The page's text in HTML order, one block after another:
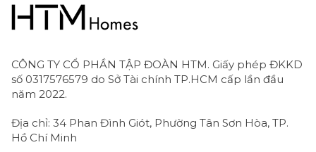
CÔNG TY CỔ PHẦN TẬP ĐOÀN HTM. Giấy phép ĐKKD
số 0317576579 do Sở Tài chính TP.HCM cấp lần đầu
năm 2022.
Địa chỉ: 34 Phan Đình Giót, Phường Tân Sơn Hòa, TP.
Hồ Chí Minh